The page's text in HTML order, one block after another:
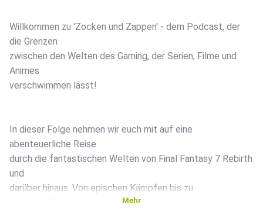
Willkommen zu 'Zocken und Zappen' - dem Podcast, der
die Grenzen
zwischen den Welten des Gaming, der Serien, Filme und
Animes
verschwimmen lässt!
In dieser Folge nehmen wir euch mit auf eine
abenteuerliche Reise
durch die fantastischen Welten von Final Fantasy 7 Rebirth
und
darüber hinaus. Von epischen Kämpfen bis zu
Mehr